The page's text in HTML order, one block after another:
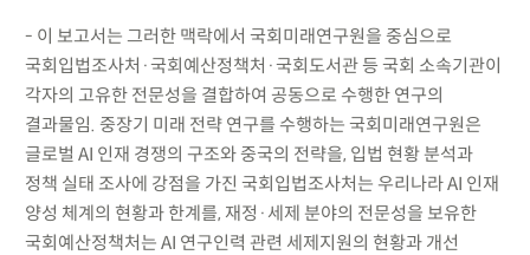
- 이 보고서는 그러한 맥락에서 국회미래연구원을 중심으로
국회입법조사처·국회예산정책처·국회도서관 등 국회 소속기관이
각자의 고유한 전문성을 결합하여 공동으로 수행한 연구의
결과물임. 중장기 미래 전략 연구를 수행하는 국회미래연구원은
글로벌 AI 인재 경쟁의 구조와 중국의 전략을, 입법 현황 분석과
정책 실태 조사에 강점을 가진 국회입법조사처는 우리나라 AI 인재
양성 체계의 현황과 한계를, 재정·세제 분야의 전문성을 보유한
국회예산정책처는 AI 연구인력 관련 세제지원의 현황과 개선